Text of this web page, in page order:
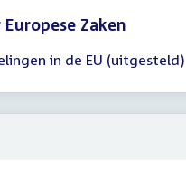
Zaken
in de EU (uitgesteld)